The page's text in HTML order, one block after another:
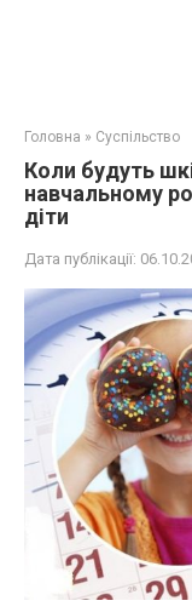
Головна » Суспільство
Коли будуть
навчальному
діти
Дата публікації: